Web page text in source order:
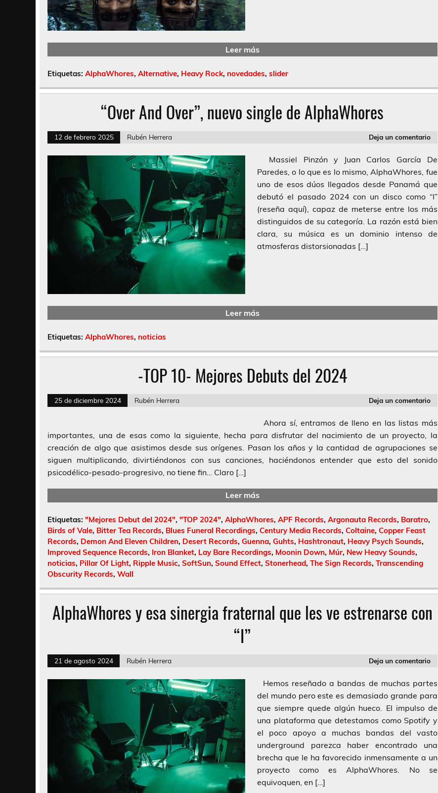
Leer más
Etiquetas: AlphaWhores, Alternative, Heavy Rock, novedades, slider
“Over And Over”, nuevo single de AlphaWhores
12 de febrero 2025 Rubén Herrera Deja un comentario
Massiel Pinzón y Juan Carlos García De
Paredes, o lo que es lo mismo, AlphaWhores, fue
uno de esos dúos llegados desde Panamá que
debutó el pasado 2024 con un disco como “I”
(reseña aquí), capaz de meterse entre los más
distinguidos de su categoría. La razón está bien
clara, su música es un dominio intenso de
atmosferas distorsionadas […]
Leer más
Etiquetas: AlphaWhores, noticias
-TOP 10- Mejores Debuts del 2024
25 de diciembre 2024 Rubén Herrera Deja un comentario
Ahora sí, entramos de lleno en las listas más
importantes, una de esas como la siguiente, hecha para disfrutar del nacimiento de un proyecto, la
creación de algo que asistimos desde sus orígenes. Pasan los años y la cantidad de agrupaciones se
siguen multiplicando, divirtiéndonos con sus canciones, haciéndonos entender que esto del sonido
psicodélico-pesado-progresivo, no tiene fin… Claro […]
Leer más
Etiquetas: "Mejores Debut del 2024", "TOP 2024", AlphaWhores, APF Records, Argonauta Records, Baratro,
Birds of Vale, Bitter Tea Records, Blues Funeral Recordings, Century Media Records, Coltaine, Copper Feast
Records, Demon And Eleven Children, Desert Records, Guenna, Guhts, Hashtronaut, Heavy Psych Sounds,
Improved Sequence Records, Iron Blanket, Lay Bare Recordings, Moonin Down, Múr, New Heavy Sounds,
noticias, Pillar Of Light, Ripple Music, SoftSun, Sound Effect, Stonerhead, The Sign Records, Transcending
Obscurity Records, Wall
AlphaWhores y esa sinergia fraternal que les ve estrenarse con
“I”
21 de agosto 2024 Rubén Herrera Deja un comentario
Hemos reseñado a bandas de muchas partes
del mundo pero este es demasiado grande para
que siempre quede algún hueco. El impulso de
una plataforma que detestamos como Spotify y
el poco apoyo a muchas bandas del vasto
underground parezca haber encontrado una
brecha que le ha favorecido inmensamente a un
proyecto como es AlphaWhores. No se
equivoquen, en […]